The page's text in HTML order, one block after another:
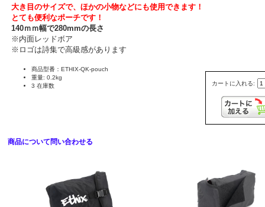
大き目のサイズで、ほかの小物などにも使用できます！
とても便利なポーチです！
140ｍｍ幅で280mmの長さ
※内面レッドボア
※ロゴは詩集で高級感があります
カートに入れる:
商品型番：ETHIX-QK-pouch
重量: 0.2kg
3 在庫数
商品について問い合わせる